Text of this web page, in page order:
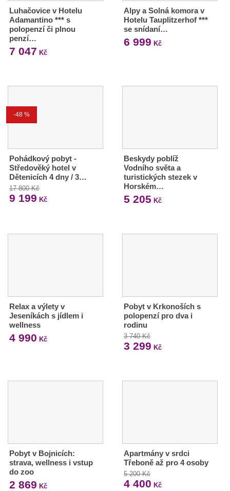
Luhačovice v Hotelu
Adamantino *** s
polopenzí či plnou
penzí…
7 047 Kč
Alpy a Solná komora v
Hotelu Tauplitzerhof ***
se snídaní…
6 999 Kč
-48 %
Pohádkový pobyt -
Středověký hotel v
Dětenicích 4 dny / 3…
17 800 Kč
9 199 Kč
Beskydy poblíž
Vodního světa a
turistických stezek v
Horském…
5 205 Kč
Relax a výlety v
Jeseníkách s jídlem i
wellness
4 990 Kč
Pobyt v Krkonoších s
polopenzí pro dva i
rodinu
3 740 Kč
3 299 Kč
Pobyt v Bojnicích:
strava, wellness i vstup
do zoo
2 869 Kč
Apartmány v srdci
Třeboně až pro 4 osoby
5 200 Kč
4 400 Kč